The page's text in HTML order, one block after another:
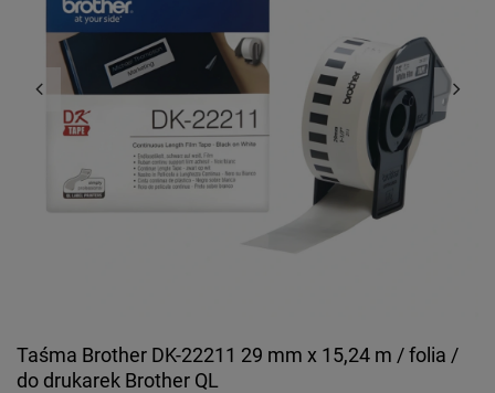
Taśma Brother DK-22211 29 mm x 15,24 m / folia /
do drukarek Brother QL